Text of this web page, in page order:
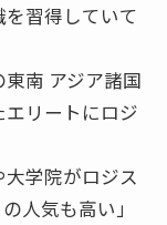
習得していて
南 アジア諸国
リートにロジ
学院がロジス
人気も高い」